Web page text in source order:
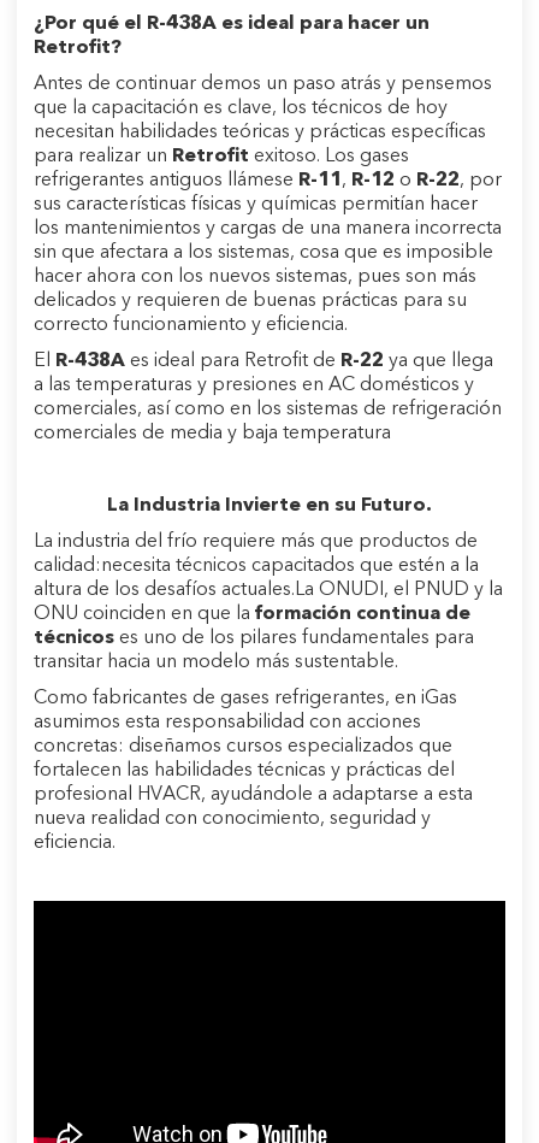
¿Por qué el R-438A es ideal para hacer un
Retrofit?
Antes de continuar demos un paso atrás y pensemos
que la capacitación es clave, los técnicos de hoy
necesitan habilidades teóricas y prácticas específicas
para realizar un Retrofit exitoso. Los gases
refrigerantes antiguos llámese R-11, R-12 o R-22, por
sus características físicas y químicas permitían hacer
los mantenimientos y cargas de una manera incorrecta
sin que afectara a los sistemas, cosa que es imposible
hacer ahora con los nuevos sistemas, pues son más
delicados y requieren de buenas prácticas para su
correcto funcionamiento y eficiencia.
El R-438A es ideal para Retrofit de R-22 ya que llega
a las temperaturas y presiones en AC domésticos y
comerciales, así como en los sistemas de refrigeración
comerciales de media y baja temperatura
La Industria Invierte en su Futuro.
La industria del frío requiere más que productos de
calidad:necesita técnicos capacitados que estén a la
altura de los desafíos actuales.La ONUDI, el PNUD y la
ONU coinciden en que la formación continua de
técnicos es uno de los pilares fundamentales para
transitar hacia un modelo más sustentable.
Como fabricantes de gases refrigerantes, en iGas
asumimos esta responsabilidad con acciones
concretas: diseñamos cursos especializados que
fortalecen las habilidades técnicas y prácticas del
profesional HVACR, ayudándole a adaptarse a esta
nueva realidad con conocimiento, seguridad y
eficiencia.